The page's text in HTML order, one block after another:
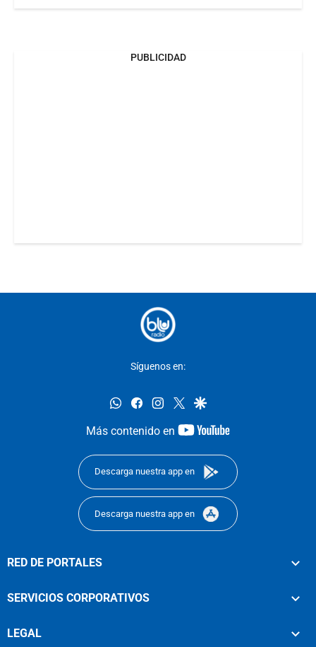
PUBLICIDAD
Síguenos en:
whatsappfacebookinstagram
twittergoogle
Más contenido en
youtube-
Descarga nuestra app en
Descarga nuestra app en
RED DE PORTALES
SERVICIOS CORPORATIVOS
LEGAL